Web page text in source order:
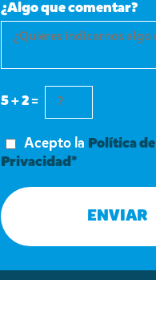
¿Algo que comentar?
5 + 2 =
Acepto la Política de
Privacidad*
ENVIAR